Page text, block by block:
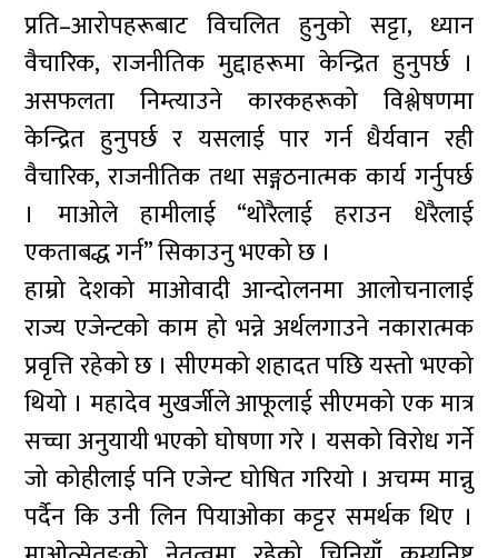
प्रति–आरोपहरूबाट विचलित हुनुको सट्टा, ध्यान
वैचारिक, राजनीतिक मुद्दाहरूमा केन्द्रित हुनुपर्छ ।
असफलता निम्त्याउने कारकहरूको विश्लेषणमा
केन्द्रित हुनुपर्छ र यसलाई पार गर्न धैर्यवान रही
वैचारिक, राजनीतिक तथा सङ्गठनात्मक कार्य गर्नुपर्छ
। माओले हामीलाई “थोरैलाई हराउन धेरैलाई
एकताबद्ध गर्न” सिकाउनु भएको छ ।
हाम्रो देशको माओवादी आन्दोलनमा आलोचनालाई
राज्य एजेन्टको काम हो भन्ने अर्थलगाउने नकारात्मक
प्रवृत्ति रहेको छ । सीएमको शहादत पछि यस्तो भएको
थियो । महादेव मुखर्जीले आफूलाई सीएमको एक मात्र
सच्चा अनुयायी भएको घोषणा गरे । यसको विरोध गर्ने
जो कोहीलाई पनि एजेन्ट घोषित गरियो । अचम्म मान्नु
पर्दैन कि उनी लिन पियाओका कट्टर समर्थक थिए ।